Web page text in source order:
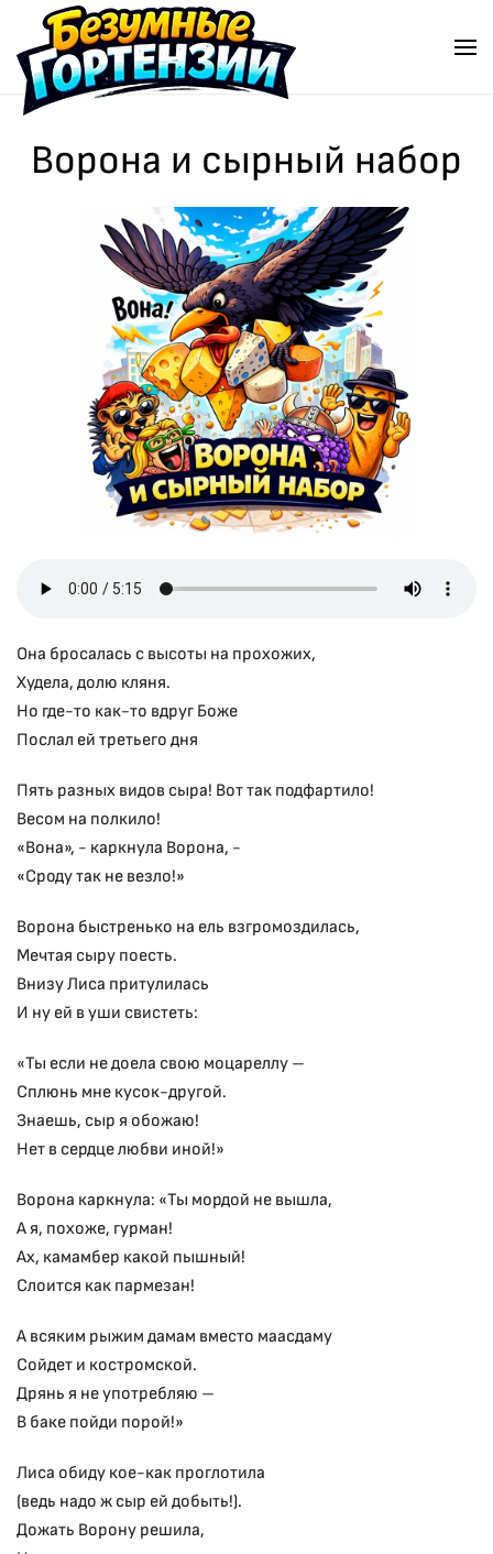
Перейти к содержимому
Ворона и сырный набор
Она бросалась с высоты на прохожих,
Худела, долю кляня.
Но где-то как-то вдруг Боже
Послал ей третьего дня
Пять разных видов сыра! Вот так подфартило!
Весом на полкило!
«Вона», - каркнула Ворона, -
«Сроду так не везло!»
Ворона быстренько на ель взгромоздилась,
Мечтая сыру поесть.
Внизу Лиса притулилась
И ну ей в уши свистеть:
«Ты если не доела свою моцареллу –
Сплюнь мне кусок-другой.
Знаешь, сыр я обожаю!
Нет в сердце любви иной!»
Ворона каркнула: «Ты мордой не вышла,
А я, похоже, гурман!
Ах, камамбер какой пышный!
Слоится как пармезан!
А всяким рыжим дамам вместо маасдаму
Сойдет и костромской.
Дрянь я не употребляю –
В баке пойди порой!»
Лиса обиду кое-как проглотила
(ведь надо ж сыр ей добыть!).
Дожать Ворону решила,